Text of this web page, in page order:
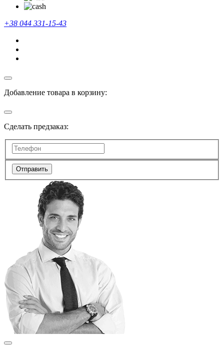
+38 044 331-15-43
Добавление товара в корзину:
Сделать предзаказ:
Отправить